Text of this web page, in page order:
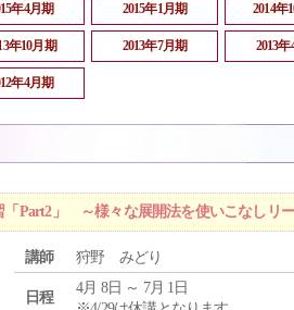
年4月期 2015年1月期 2014年
年10月期 2013年7月期 2013
年4月期
「Part2」 ～様々な展開法を使いこなしリ
講師 狩野 みどり
日程
4月 8日 ～ 7月 1日